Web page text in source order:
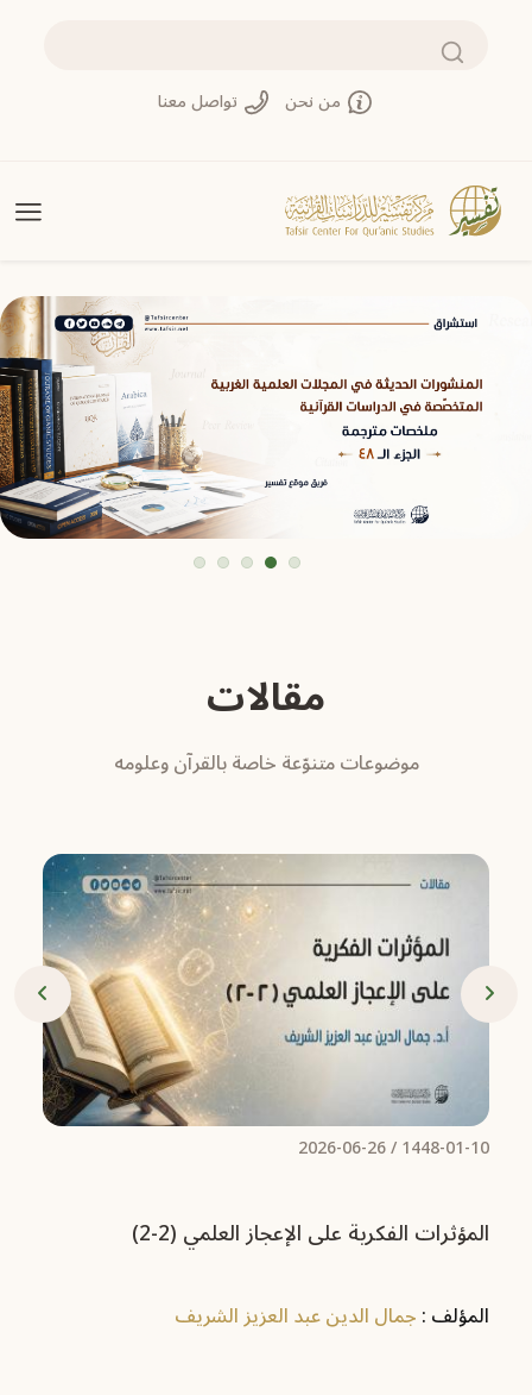
بحث
من نحن تواصل معنا
1
2
3
4
5
مقالات
موضوعات متنوّعة خاصة بالقرآن وعلومه
1448-01-10 /
2026-06-26
المؤثرات الفكرية على الإعجاز العلمي (2-2)
المؤلف :جمال الدين عبد العزيز الشريف